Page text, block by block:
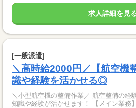
求人詳細を見
[一般派遣]
＼高時給2000円／【航空機
識や経験を活かせる◎
＼小型航空機の整備作業／ 航空整備の経験をお持ちの方は即戦力！
知識や経験が活かせます！ 【メイン業務】 ・機体の外装を外して老